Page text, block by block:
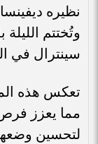
نظيره
وتُختتم
سينترال في
تعكس هذه
مما يعزز
لتحسين